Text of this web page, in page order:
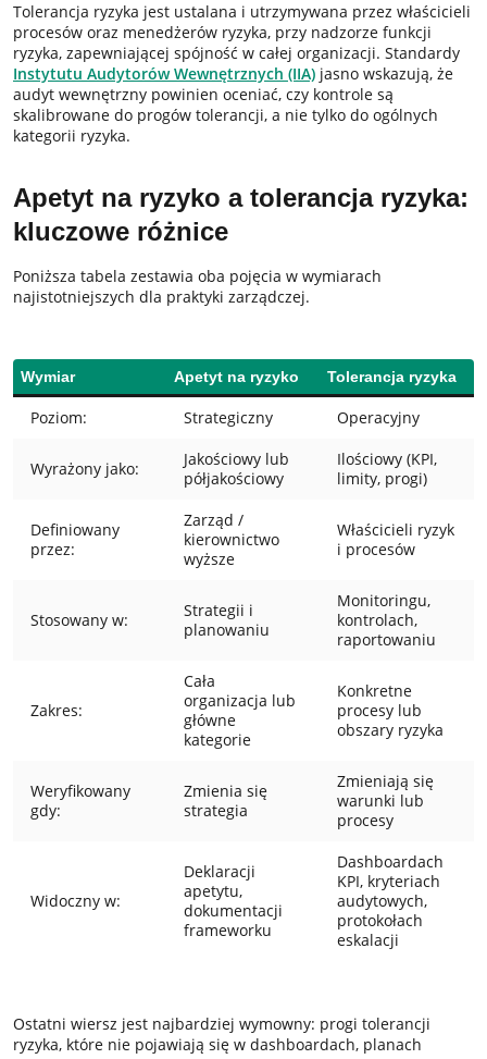
Tolerancja ryzyka jest ustalana i utrzymywana przez właścicieli
procesów oraz menedżerów ryzyka, przy nadzorze funkcji
ryzyka, zapewniającej spójność w całej organizacji. Standardy
Instytutu Audytorów Wewnętrznych (IIA) jasno wskazują, że
audyt wewnętrzny powinien oceniać, czy kontrole są
skalibrowane do progów tolerancji, a nie tylko do ogólnych
kategorii ryzyka.
Apetyt na ryzyko a tolerancja ryzyka:
kluczowe różnice
Poniższa tabela zestawia oba pojęcia w wymiarach
najistotniejszych dla praktyki zarządczej.
Wymiar Apetyt na ryzyko Tolerancja ryzyka
Poziom: Strategiczny Operacyjny
Wyrażony jako:
Jakościowy lub
półjakościowy
Ilościowy (KPI,
limity, progi)
Definiowany
przez:
Zarząd /
kierownictwo
wyższe
Właścicieli ryzyk
i procesów
Stosowany w:
Strategii i
planowaniu
Monitoringu,
kontrolach,
raportowaniu
Zakres:
Cała
organizacja lub
główne
kategorie
Konkretne
procesy lub
obszary ryzyka
Weryfikowany
gdy:
Zmienia się
strategia
Zmieniają się
warunki lub
procesy
Widoczny w:
Deklaracji
apetytu,
dokumentacji
frameworku
Dashboardach
KPI, kryteriach
audytowych,
protokołach
eskalacji
Ostatni wiersz jest najbardziej wymowny: progi tolerancji
ryzyka, które nie pojawiają się w dashboardach, planach